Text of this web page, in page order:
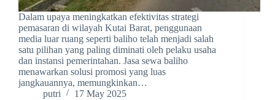
Dalam upaya meningkatkan efektivitas strategi
pemasaran di wilayah Kutai Barat, penggunaan
media luar ruang seperti baliho telah menjadi salah
satu pilihan yang paling diminati oleh pelaku usaha
dan instansi pemerintahan. Jasa sewa baliho
menawarkan solusi promosi yang luas
jangkauannya, memungkinkan…
putri
17 May 2025